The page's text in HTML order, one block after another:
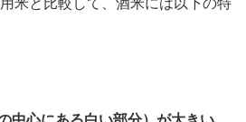
米と比較して、酒米には以下の特